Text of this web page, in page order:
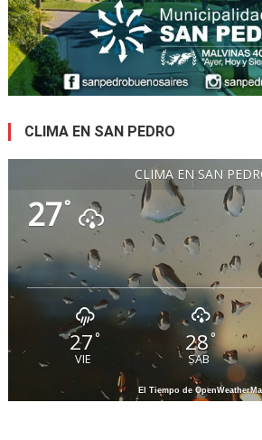
CLIMA EN SAN PEDRO
CLIMA EN SAN
27°
27°
VIE
28 °
SAB
El Tiempo de